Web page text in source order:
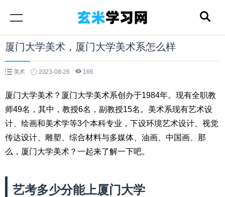
厦门大学美术，厦门大学美术系怎么样
美术 2023-08-26 166
厦门大学美术？厦门大学美术系创办于1984年。现有全职教
师49名，其中，教授6名，副教授15名。美术系现有艺术设
计、绘画和美术学等3个本科专业，下设环境艺术设计、视觉
传达设计、雕塑、综合材料与多媒体、油画、中国画、那
么，厦门大学美术？一起来了解一下吧。
艺考多少分能上厦门大学